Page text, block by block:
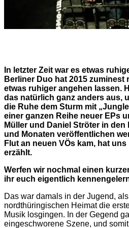
In letzter Zeit war es etwas
Berliner Duo hat 2015
etwas ruhiger angehen lassen.
das natürlich ganz anders aus,
die Ruhe dem Sturm mit
einer ganzen Reihe neuer EPs
Müller und Daniel Ströter in
und Monaten veröffentlichen
Flut an neuen VÖs kam, hat
erzählt.
Werfen wir nochmal einen
ihr euch eigentlich
Das war damals in der Jugend,
nordthüringischen Heimat die
Musik losgingen. In der Gegend
eingeschworene Szene, und